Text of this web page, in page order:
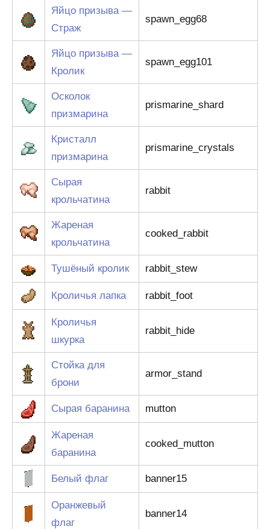
Яйцо призыва —
Страж
spawn_egg68
Яйцо призыва —
Кролик
spawn_egg101
Осколок
призмарина
prismarine_shard
Кристалл
призмарина
prismarine_crystals
Сырая
крольчатина
rabbit
Жареная
крольчатина
cooked_rabbit
Тушёный кролик rabbit_stew
Кроличья лапка rabbit_foot
Кроличья
шкурка
rabbit_hide
Стойка для
брони
armor_stand
Сырая баранина mutton
Жареная
баранина
cooked_mutton
Белый флаг banner15
Оранжевый
флаг
banner14